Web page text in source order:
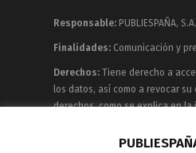
Responsable: PUBLIESPAÑA,
Finalidades: Comunicación y
Derechos: Tiene derecho a
los datos, así como a revocar
derechos, como se explica en